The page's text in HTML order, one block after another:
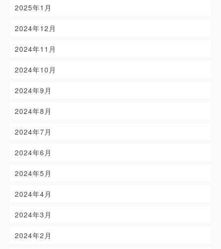
2025年1月
2024年12月
2024年11月
2024年10月
2024年9月
2024年8月
2024年7月
2024年6月
2024年5月
2024年4月
2024年3月
2024年2月